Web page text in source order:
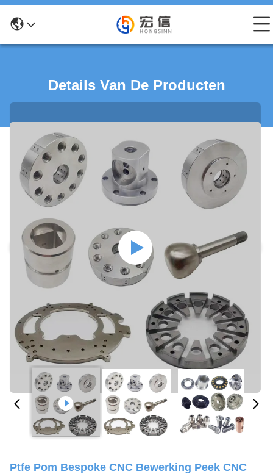
Details Van De Producten
Ptfe Pom Bespoke CNC Bewerking Peek CNC